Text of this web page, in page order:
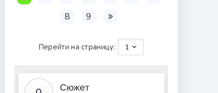
8
9
Перейти на страницу:
Сюжет